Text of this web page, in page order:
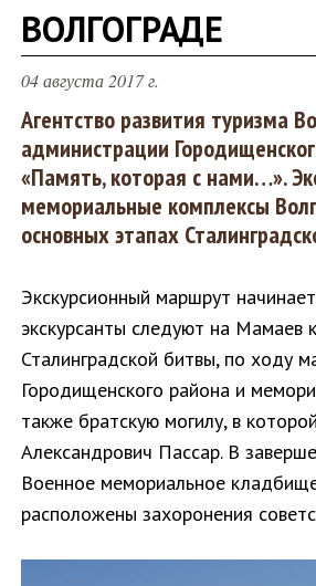
д
е
с
ь
ВОЛГОГРАДЕ
04 августа 2017 г.
Агентство развития туризма
администрации
«Память, которая с нами…».
мемориальные комплексы
основных этапах
Экскурсионный маршрут
экскурсанты следуют на Мамаев
Сталинградской битвы, по ходу
Городищенского района и
также братскую могилу, в
Александрович Пассар. В
Военное мемориальное
расположены захоронения